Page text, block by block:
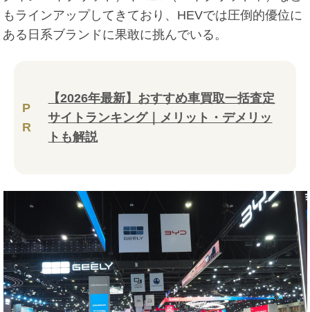
もラインアップしてきており、HEVでは圧倒的優位に
ある日系ブランドに果敢に挑んでいる。
P
R
【2026年最新】おすすめ車買取一括査定
サイトランキング｜メリット・デメリッ
トも解説